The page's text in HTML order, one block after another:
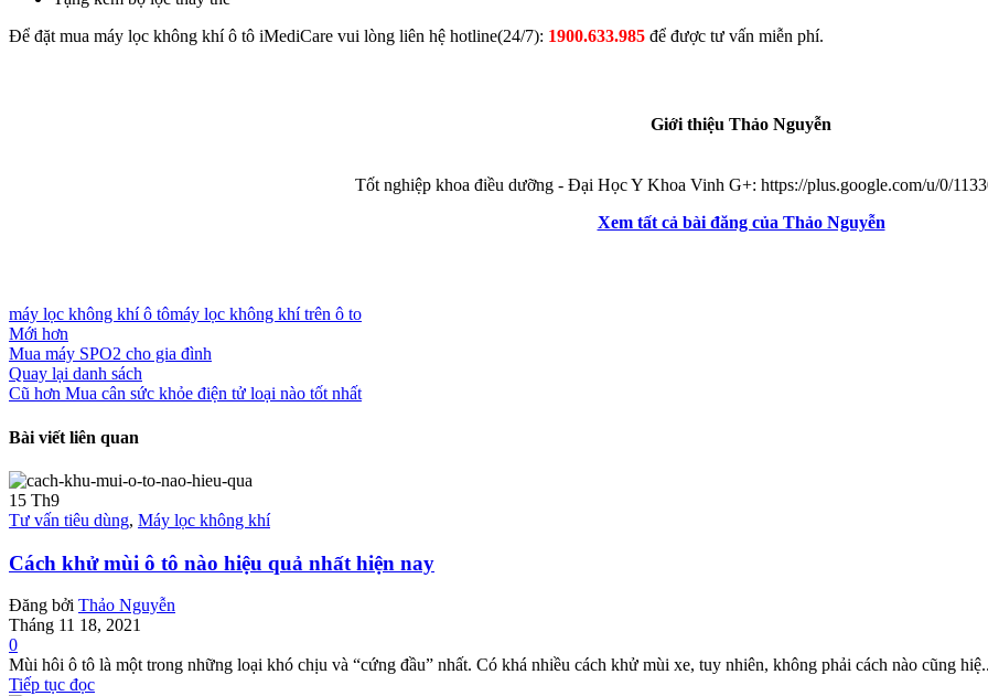
Để đặt mua máy lọc không khí ô tô iMediCare vui lòng liên hệ hotline(24/7): 1900.633.985 để được tư vấn miễn phí.
Giới thiệu Thảo Nguyễn
Tốt nghiệp khoa điều dưỡng - Đại Học Y Khoa Vinh G+: https://plus.google.com/u/0/
Xem tất cả bài đăng của Thảo Nguyễn
máy lọc không khí ô tômáy lọc không khí trên ô to
Mới hơn
Mua máy SPO2 cho gia đình
Quay lại danh sách
Cũ hơn Mua cân sức khỏe điện tử loại nào tốt nhất
Bài viết liên quan
15 Th9
Tư vấn tiêu dùng, Máy lọc không khí
Cách khử mùi ô tô nào hiệu quả nhất hiện nay
Đăng bởi Thảo Nguyễn
Tháng 11 18, 2021
0
Mùi hôi ô tô là một trong những loại khó chịu và “cứng đầu” nhất. Có khá nhiều cách khử mùi xe, tuy nhiên, không phải cách nào cũng
Tiếp tục đọc